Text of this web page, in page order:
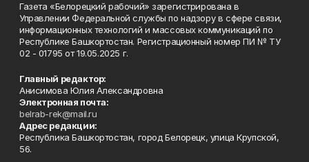
Газета «Белорецкий рабочий» зарегистрирована в
Управлении Федеральной службы по надзору в сфере связи,
информационных технологий и массовых коммуникаций по
Республике Башкортостан. Регистрационный номер ПИ № ТУ
02 - 01795 от 19.05.2025 г.
Главный редактор:
Анисимова Юлия Александровна
Электронная почта:
belrab-rek@mail.ru
Адрес редакции:
Республика Башкортостан, город Белорецк, улица Крупской,
56.